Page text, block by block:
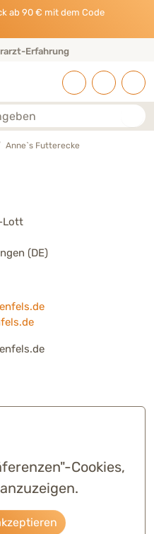
ab 90 € mit dem Code
Erfahrung
Anne`s Futterecke
Lott
(DE)
Cookies,